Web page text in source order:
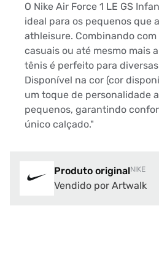
O Nike Air Force 1 LE GS
ideal para os pequenos que
athleisure. Combinando
casuais ou até mesmo mais
tênis é perfeito para
Disponível na cor (cor
um toque de personalidade
pequenos, garantindo
único calçado."
Produto originalNIKE
Vendido por Artwalk